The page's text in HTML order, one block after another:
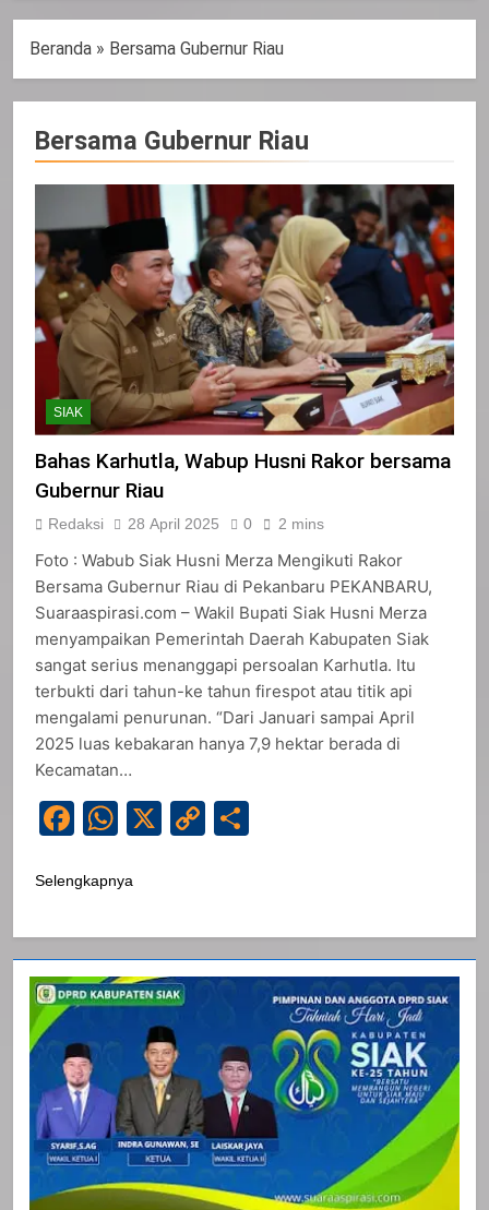
Beranda » Bersama Gubernur Riau
Bersama Gubernur Riau
SIAK
Bahas Karhutla, Wabup Husni Rakor bersama
Gubernur Riau
Redaksi 28 April 2025 0 2 mins
Foto : Wabub Siak Husni Merza Mengikuti Rakor
Bersama Gubernur Riau di Pekanbaru PEKANBARU,
Suaraaspirasi.com – Wakil Bupati Siak Husni Merza
menyampaikan Pemerintah Daerah Kabupaten Siak
sangat serius menanggapi persoalan Karhutla. Itu
terbukti dari tahun-ke tahun firespot atau titik api
mengalami penurunan. “Dari Januari sampai April
2025 luas kebakaran hanya 7,9 hektar berada di
Kecamatan…
Facebook
WhatsApp
X
Copy
Selengkapnya